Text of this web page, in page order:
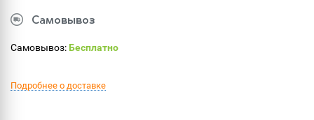
Самовывоз
Самовывоз:Бесплатно
Подробнее о доставке